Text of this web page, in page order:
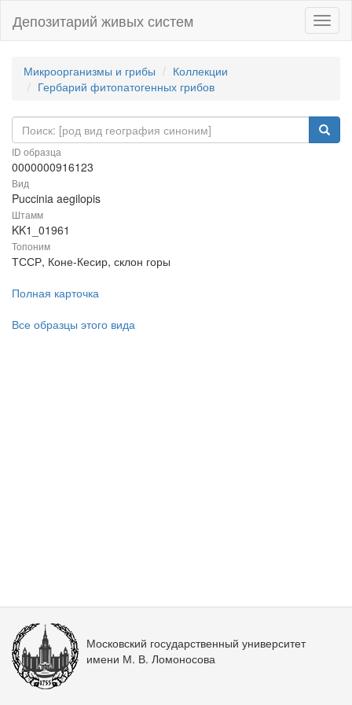
Депозитарий живых систем
Микроорганизмы и грибы
Коллекции
Гербарий фитопатогенных грибов
ID образца
0000000916123
Вид
Puccinia aegilopis
Штамм
KK1_01961
Топоним
ТССР, Коне-Кесир, склон горы
Полная карточка
Все образцы этого вида
Московский государственный университет
имени М. В. Ломоносова